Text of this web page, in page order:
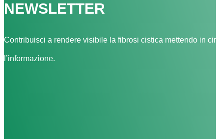
NEWSLETTER
Contribuisci a rendere visibile la fibrosi cistica mettendo in
l’informazione.